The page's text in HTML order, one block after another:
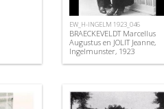
EW_H-INGELM 1923_046
BRAECKEVELDT Marcellus
Augustus en JOLIT Jeanne,
Ingelmunster, 1923